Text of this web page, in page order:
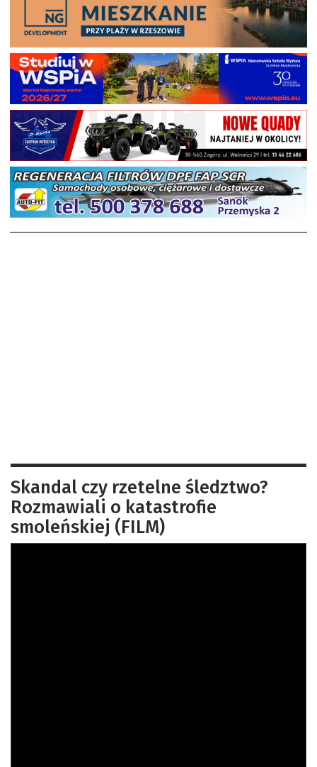
Skandal czy rzetelne śledztwo?
Rozmawiali o katastrofie
smoleńskiej (FILM)